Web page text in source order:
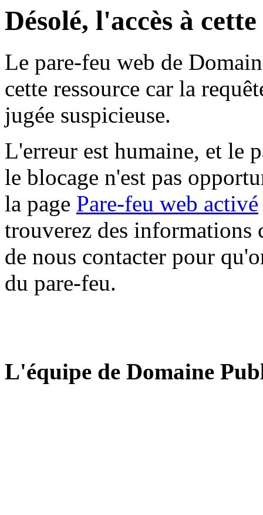
Désolé, l'accès à
Le pare-feu web de
cette ressource car la
jugée suspicieuse.
L'erreur est humaine, et le
le blocage n'est pas
la page Pare-feu web activé
trouverez des informations
de nous contacter pour
du pare-feu.
L'équipe de Domaine